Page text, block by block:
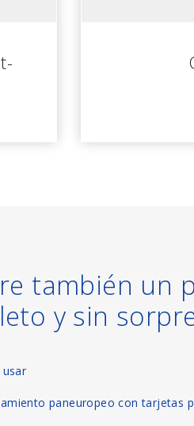
también un
y sin
usar
paneuropeo con tarjetas